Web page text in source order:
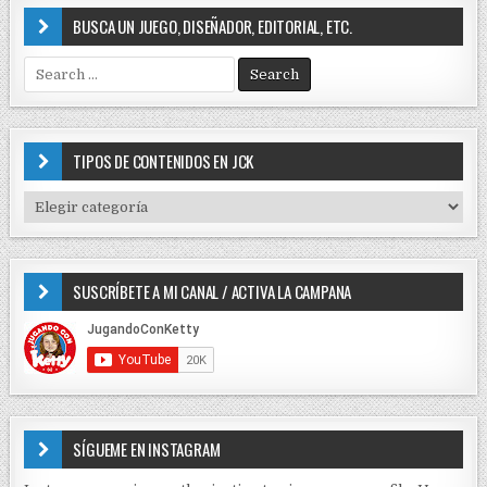
BUSCA UN JUEGO, DISEÑADOR, EDITORIAL, ETC.
e
a
r
f
r
:
TIPOS DE CONTENIDOS EN JCK
I
P
D
E
C
O
N
T
SUSCRÍBETE A MI CANAL / ACTIVA LA CAMPANA
SÍGUEME EN INSTAGRAM